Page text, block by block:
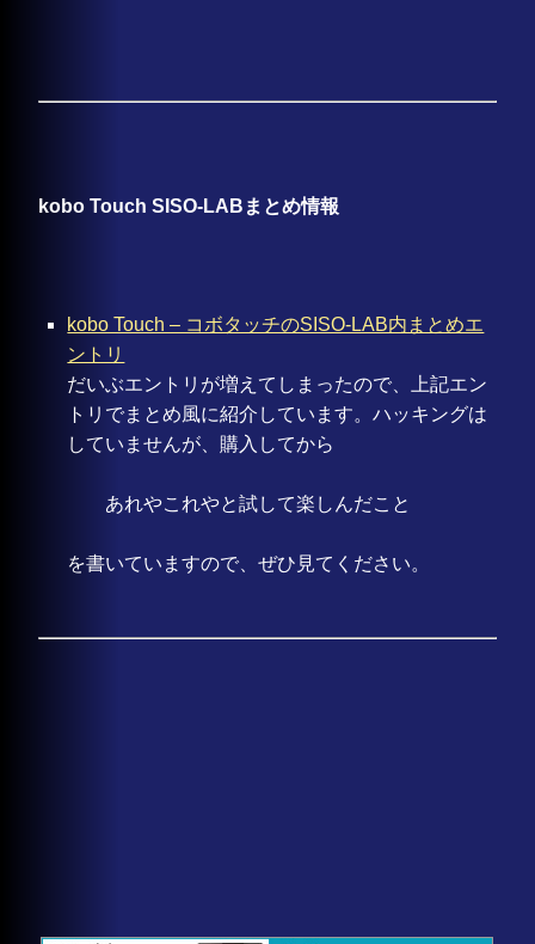
kobo Touch SISO-LABまとめ情報
kobo Touch – コボタッチのSISO-LAB内まとめエ
ントリ
だいぶエントリが増えてしまったので、上記エン
トリでまとめ風に紹介しています。ハッキングは
していませんが、購入してから
あれやこれやと試して楽しんだこと
を書いていますので、ぜひ見てください。